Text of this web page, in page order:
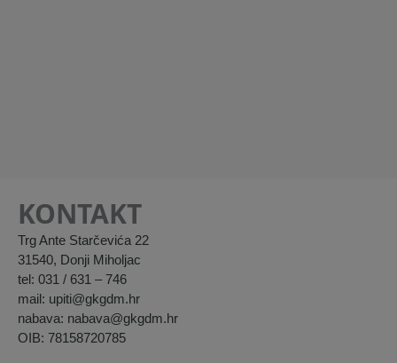
KONTAKT
Trg Ante Starčevića 22
31540, Donji Miholjac
tel: 031 / 631 – 746
mail: upiti@gkgdm.hr
nabava: nabava@gkgdm.hr
OIB: 78158720785